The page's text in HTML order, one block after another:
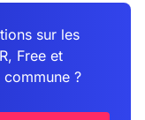
sur les
Free et
?